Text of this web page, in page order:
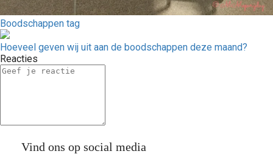
Boodschappen tag
Hoeveel geven wij uit aan de boodschappen deze maand?
Reacties
Vind ons op social media